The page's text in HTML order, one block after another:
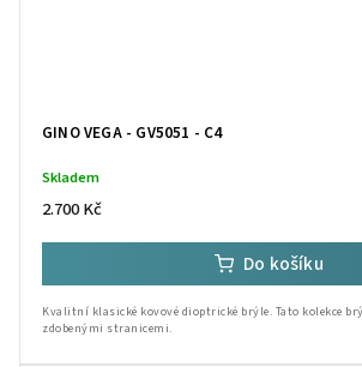
GINO VEGA - GV5051 - C4
Skladem
2.700 Kč
Do košíku
Kvalitní klasické kovové dioptrické brýle. Tato kolekce